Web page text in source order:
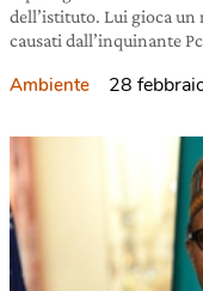
dell’istituto. Lui gioca un
causati dall’inquinante
Ambiente 28